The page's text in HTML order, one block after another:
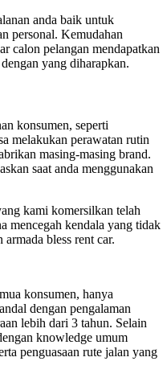
anda baik untuk
personal. Kemudahan
calon pelangan mendapatkan
yang diharapkan.
konsumen, seperti
melakukan perawatan rutin
masing-masing brand.
saat anda menggunakan
kami komersilkan telah
mencegah kendala yang tidak
bless rent car.
konsumen, hanya
dengan pengalaman
lebih dari 3 tahun. Selain
knowledge umum
penguasaan rute jalan yang